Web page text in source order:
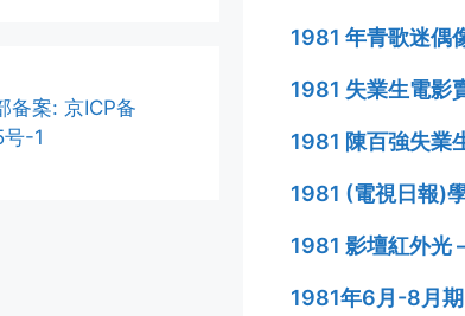
1981 年青歌迷偶
1981 失業生電影
1981 陳百強失業
1981 (電視日報)
1981 影壇紅外光
1981年6月-8月期
备案: 京ICP备
-1